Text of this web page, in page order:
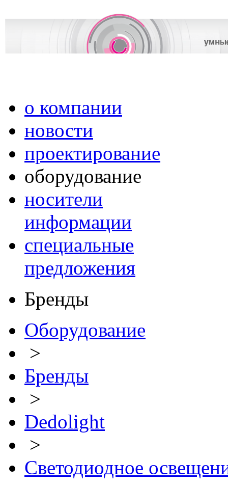
о компании
новости
проектирование
оборудование
носители
информации
специальные
предложения
Бренды
Оборудование
>
Бренды
>
Dedolight
>
Светодиодное